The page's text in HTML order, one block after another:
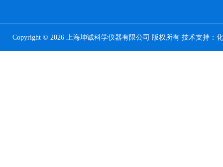
Copyright © 2026 上海坤诚科学仪器有限公司 版权所有 技术支持：